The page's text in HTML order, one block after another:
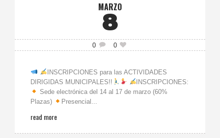
MARZO
8
0 0
INSCRIPCIONES para las ACTIVIDADES
DIRIGIDAS MUNICIPALES!!
INSCRIPCIONES:
Sede electrónica del 14 al 17 de marzo (60%
Plazas)
Presencial...
read more